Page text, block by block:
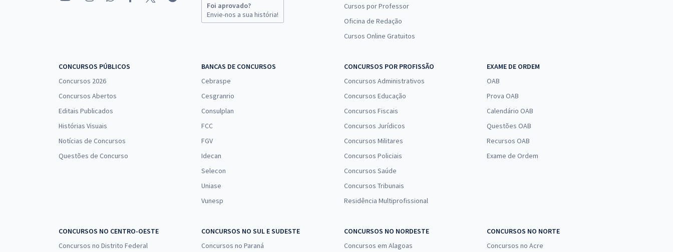
Foi aprovado?
Envie-nos a sua história!
Cursos por Professor
Oficina de Redação
Cursos Online Gratuitos
CONCURSOS PÚBLICOS
Concursos 2026
Concursos Abertos
Editais Publicados
Histórias Visuais
Notícias de Concursos
Questões de Concurso
BANCAS DE CONCURSOS
Cebraspe
Cesgranrio
Consulplan
FCC
FGV
Idecan
Selecon
Uniase
Vunesp
CONCURSOS POR PROFISSÃO
Concursos Administrativos
Concursos Educação
Concursos Fiscais
Concursos Jurídicos
Concursos Militares
Concursos Policiais
Concursos Saúde
Concursos Tribunais
Residência Multiprofissional
EXAME DE ORDEM
OAB
Prova OAB
Calendário OAB
Questões OAB
Recursos OAB
Exame de Ordem
CONCURSOS NO CENTRO-OESTE
Concursos no Distrito Federal
CONCURSOS NO SUL E SUDESTE
Concursos no Paraná
CONCURSOS NO NORDESTE
Concursos em Alagoas
CONCURSOS NO NORTE
Concursos no Acre